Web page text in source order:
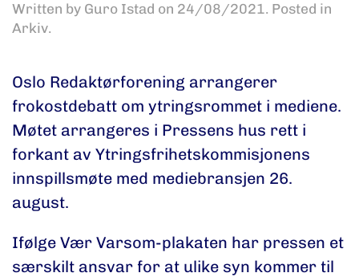
Written by Guro Istad on 24/08/2021. Posted in
Arkiv.
Oslo Redaktørforening arrangerer
frokostdebatt om ytringsrommet i mediene.
Møtet arrangeres i Pressens hus rett i
forkant av Ytringsfrihetskommisjonens
innspillsmøte med mediebransjen 26.
august.
Ifølge Vær Varsom-plakaten har pressen et
særskilt ansvar for at ulike syn kommer til